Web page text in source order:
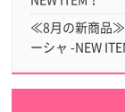
≪8月の新商品≫
ーシャ -NEW